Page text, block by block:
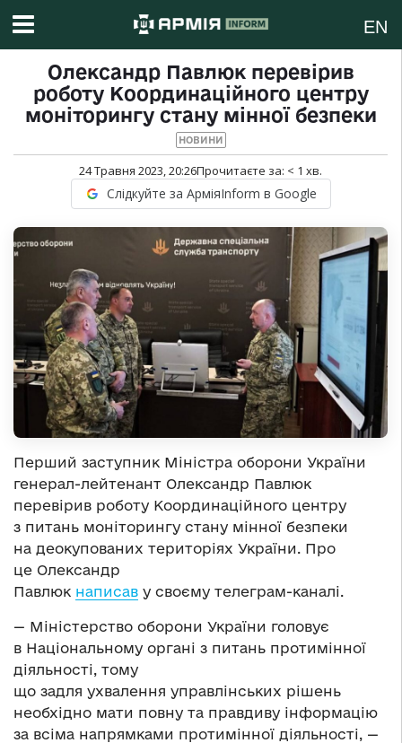
EN
Олександр Павлюк перевірив
роботу Координаційного центру
моніторингу стану мінної безпеки
НОВИНИ
24 Травня 2023, 20:26Прочитаєте за: < 1 хв.
Слідкуйте за АрміяInform в Google
Перший заступник Міністра оборони України
генерал-лейтенант Олександр Павлюк
перевірив роботу Координаційного центру
з питань моніторингу стану мінної безпеки
на деокупованих територіях України. Про
це Олександр
Павлюк написав у своєму телеграм-каналі.
— Міністерство оборони України головує
в Національному органі з питань протимінної
діяльності, тому
що задля ухвалення управлінських рішень
необхідно мати повну та правдиву інформацію
за всіма напрямками протимінної діяльності, —